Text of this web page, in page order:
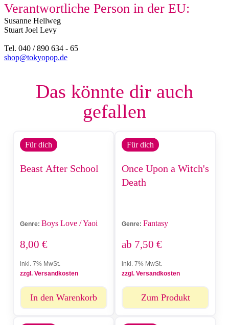
Verantwortliche Person in der EU:
Susanne Hellweg​
Stuart Joel Levy
Tel. 040 / 890 634 - 65
shop@tokyopop.de
Das könnte dir auch
gefallen
Für dich
Beast After School
Genre: Boys Love / Yaoi
8,00 €
inkl. 7% MwSt.
zzgl. Versandkosten
In den Warenkorb
Für dich
Once Upon a Witch's
Death
Genre: Fantasy
ab 7,50 €
inkl. 7% MwSt.
zzgl. Versandkosten
Zum Produkt